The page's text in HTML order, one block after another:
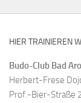
HIER TRAINIEREN
Budo-Club Bad
Herbert-Frese
Prof.-Bier-Straße